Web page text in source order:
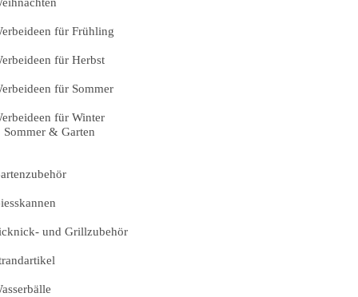
für Frühling
für Herbst
für Sommer
für Winter
Sommer & Garten
und Grillzubehör